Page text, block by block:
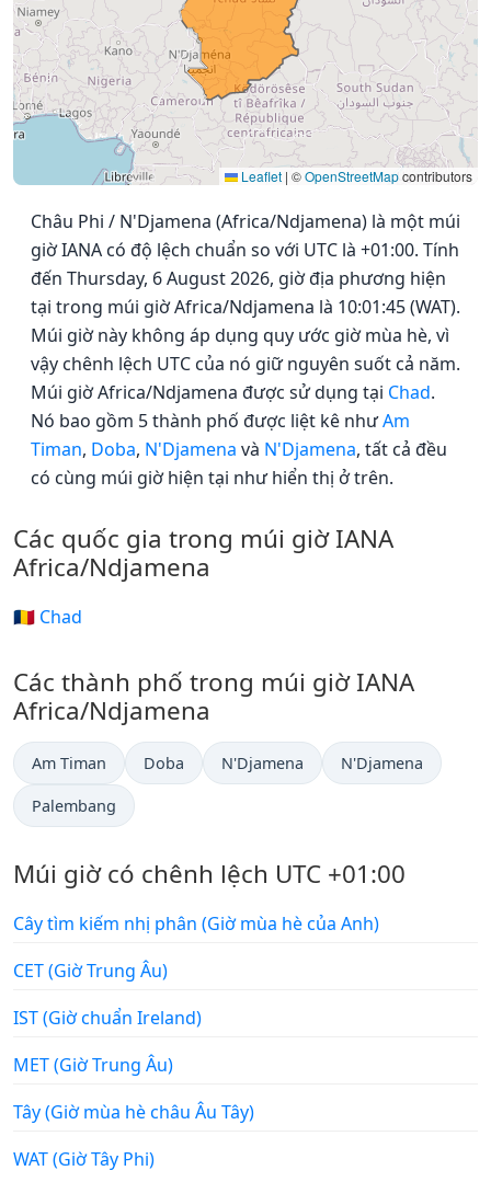
Leaflet | ©OpenStreetMapcontributors
Châu Phi / N'Djamena (Africa/Ndjamena) là một múi
giờ IANA có độ lệch chuẩn so với UTC là +01:00. Tính
đến Thursday, 6 August 2026, giờ địa phương hiện
tại trong múi giờ Africa/Ndjamena là 10:01:45 (WAT).
Múi giờ này không áp dụng quy ước giờ mùa hè, vì
vậy chênh lệch UTC của nó giữ nguyên suốt cả năm.
Múi giờ Africa/Ndjamena được sử dụng tại Chad.
Nó bao gồm 5 thành phố được liệt kê nhưAm
Timan, Doba, N'Djamena và N'Djamena, tất cả đều
có cùng múi giờ hiện tại như hiển thị ở trên.
Các quốc gia trong múi giờ IANA
Africa/Ndjamena
🇹🇩 Chad
Các thành phố trong múi giờ IANA
Africa/Ndjamena
Am Timan Doba N'Djamena N'Djamena
Palembang
Múi giờ có chênh lệch UTC +01:00
Cây tìm kiếm nhị phân (Giờ mùa hè của Anh)
CET (Giờ Trung Âu)
IST (Giờ chuẩn Ireland)
MET (Giờ Trung Âu)
Tây (Giờ mùa hè châu Âu Tây)
WAT (Giờ Tây Phi)